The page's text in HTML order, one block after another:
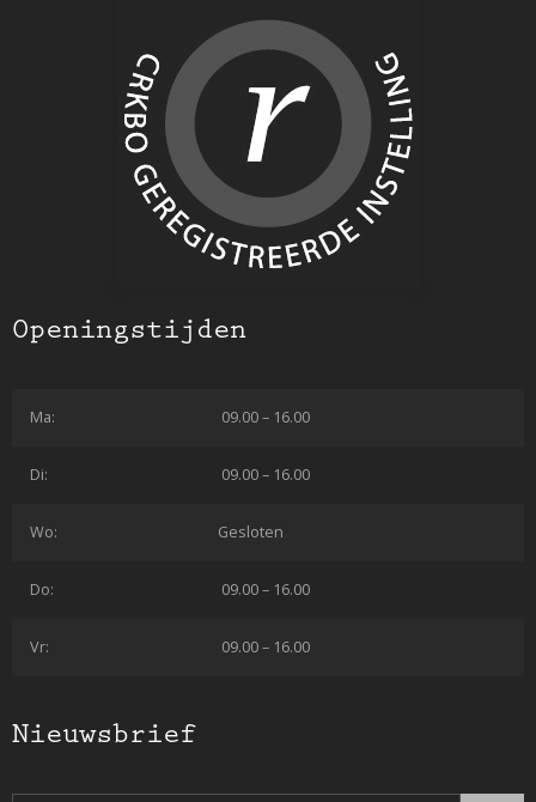
Openingstijden
Ma: 09.00 – 16.00
Di: 09.00 – 16.00
Wo: Gesloten
Do: 09.00 – 16.00
Vr: 09.00 – 16.00
Nieuwsbrief